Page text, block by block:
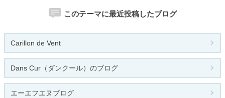
このテーマに最近投稿したブログ
Carillon de Vent
Dans Cur（ダンクール）のブログ
エーエフエヌブログ